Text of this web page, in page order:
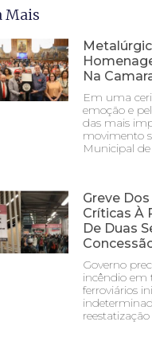
Mais
Na
Em uma
emoção e
das mais
movimento
Municipal
Greve
Críticas À
De Duas
Governo
incêndio em
ferroviários